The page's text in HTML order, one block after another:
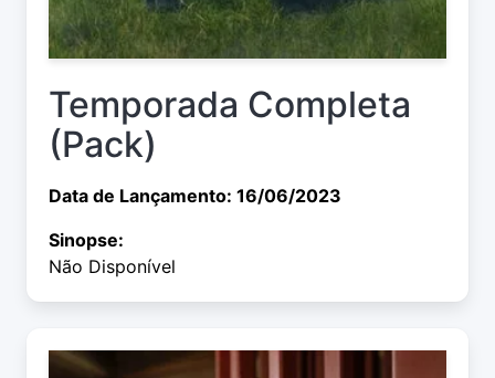
Temporada Completa
(Pack)
Data de Lançamento: 16/06/2023
Sinopse:
Não Disponível